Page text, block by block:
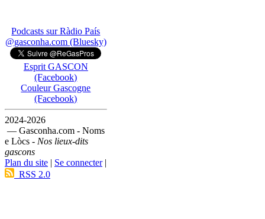
Podcasts sur Ràdio País
@gasconha.com (Bluesky)
Esprit GASCON
(Facebook)
Couleur Gascogne
(Facebook)
2024-2026
— Gasconha.com - Noms
e Lòcs - Nos lieux-dits
gascons
Plan du site | Se connecter|
RSS 2.0